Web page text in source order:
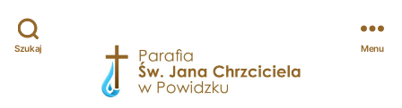
Szukaj Menu